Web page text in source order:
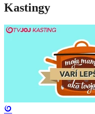
Kastingy